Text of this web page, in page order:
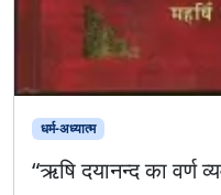
धर्म-अध्यात्म
“ऋषि दयानन्द का वर्ण